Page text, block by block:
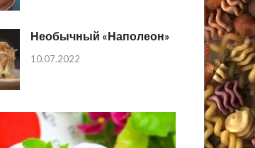
Необычный «Наполеон»
10.07.2022